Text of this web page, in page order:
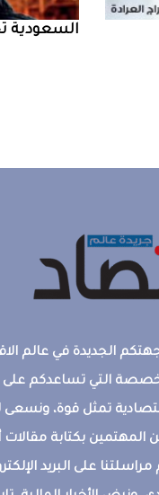
السعودية‭ ‬تخفض‭ ‬سعر‭ ...
الجديدة في عالم
التي تساعدكم على
تمثل قوة،
المهتمين بكتابة
على البريد